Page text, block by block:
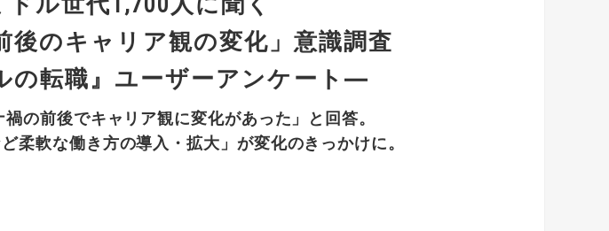
後のキャリア観の変化」意識調査
の転職』ユーザーアンケート―
の前後でキャリア観に変化があった」と回答。
柔軟な働き方の導入・拡大」が変化のきっかけに。